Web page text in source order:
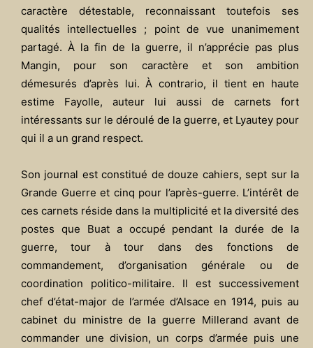
caractère détestable, reconnaissant toutefois ses
qualités intellectuelles ; point de vue unanimement
partagé. À la fin de la guerre, il n’apprécie pas plus
Mangin, pour son caractère et son ambition
démesurés d’après lui. À contrario, il tient en haute
estime Fayolle, auteur lui aussi de carnets fort
intéressants sur le déroulé de la guerre, et Lyautey pour
qui il a un grand respect.
Son journal est constitué de douze cahiers, sept sur la
Grande Guerre et cinq pour l’après-guerre. L’intérêt de
ces carnets réside dans la multiplicité et la diversité des
postes que Buat a occupé pendant la durée de la
guerre, tour à tour dans des fonctions de
commandement, d’organisation générale ou de
coordination politico-militaire. Il est successivement
chef d’état-major de l’armée d’Alsace en 1914, puis au
cabinet du ministre de la guerre Millerand avant de
commander une division, un corps d’armée puis une